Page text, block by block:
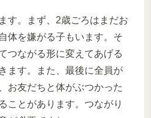
す。まず、2歳ごろはまだお
体を嫌がる子もいます。そ
つながる形に変えてあげる
ます。また、最後に全員が
お友だちと体がぶつかった
ことがあります。つながり